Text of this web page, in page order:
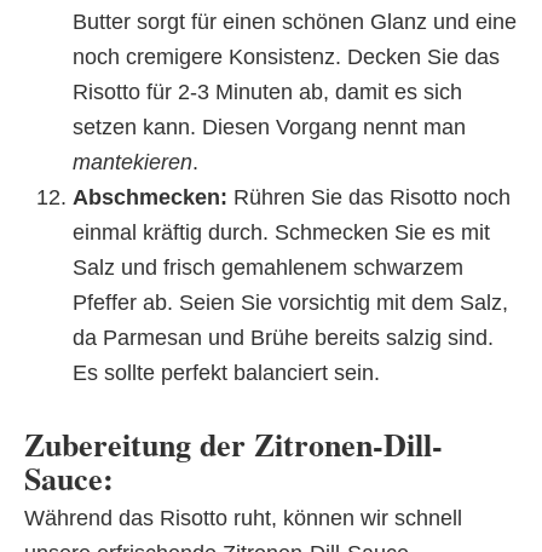
Butter sorgt für einen schönen Glanz und eine
noch cremigere Konsistenz. Decken Sie das
Risotto für 2-3 Minuten ab, damit es sich
setzen kann. Diesen Vorgang nennt man
mantekieren.
Abschmecken: Rühren Sie das Risotto noch
einmal kräftig durch. Schmecken Sie es mit
Salz und frisch gemahlenem schwarzem
Pfeffer ab. Seien Sie vorsichtig mit dem Salz,
da Parmesan und Brühe bereits salzig sind.
Es sollte perfekt balanciert sein.
Zubereitung der Zitronen-Dill-
Sauce:
Während das Risotto ruht, können wir schnell